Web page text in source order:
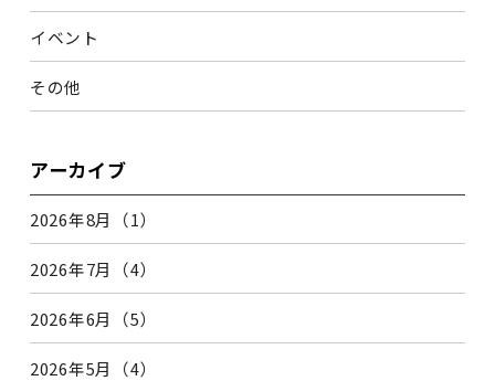
イベント
その他
アーカイブ
2026年8月（1）
2026年7月（4）
2026年6月（5）
2026年5月（4）